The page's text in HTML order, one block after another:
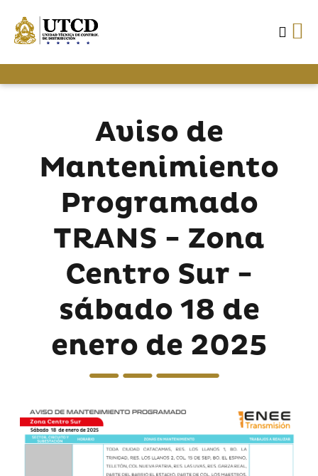
Aviso de
Mantenimiento
Programado
TRANS - Zona
Centro Sur -
sábado 18 de
enero de 2025